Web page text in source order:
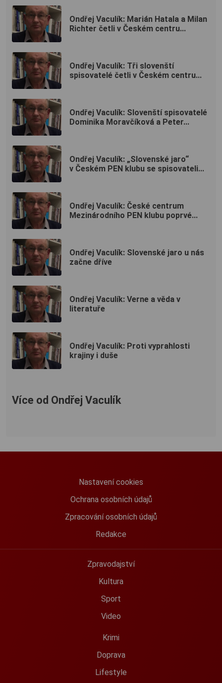
Ondřej Vaculík: Marián Hatala a Milan
Richter četli v Českém centru...
Ondřej Vaculík: Tři slovenští
spisovatelé četli v Českém centru...
Ondřej Vaculík: Slovenští spisovatelé
Dominika Moravčíková a Peter...
Ondřej Vaculík: „Slovenské jaro“
v Českém PEN klubu se spisovateli...
Ondřej Vaculík: České centrum
Mezinárodního PEN klubu poprvé...
Ondřej Vaculík: Slovenské jaro u nás
začne dříve
Ondřej Vaculík: Verne a věda v
literatuře
Ondřej Vaculík: Proti vyprahlosti
krajiny i duše
Více od Ondřej Vaculík
Nastavení cookies
Ochrana osobních údajů
Zpracování osobních údajů
Redakce
Zpravodajství
Kultura
Sport
Video
Krimi
Doprava
Lifestyle